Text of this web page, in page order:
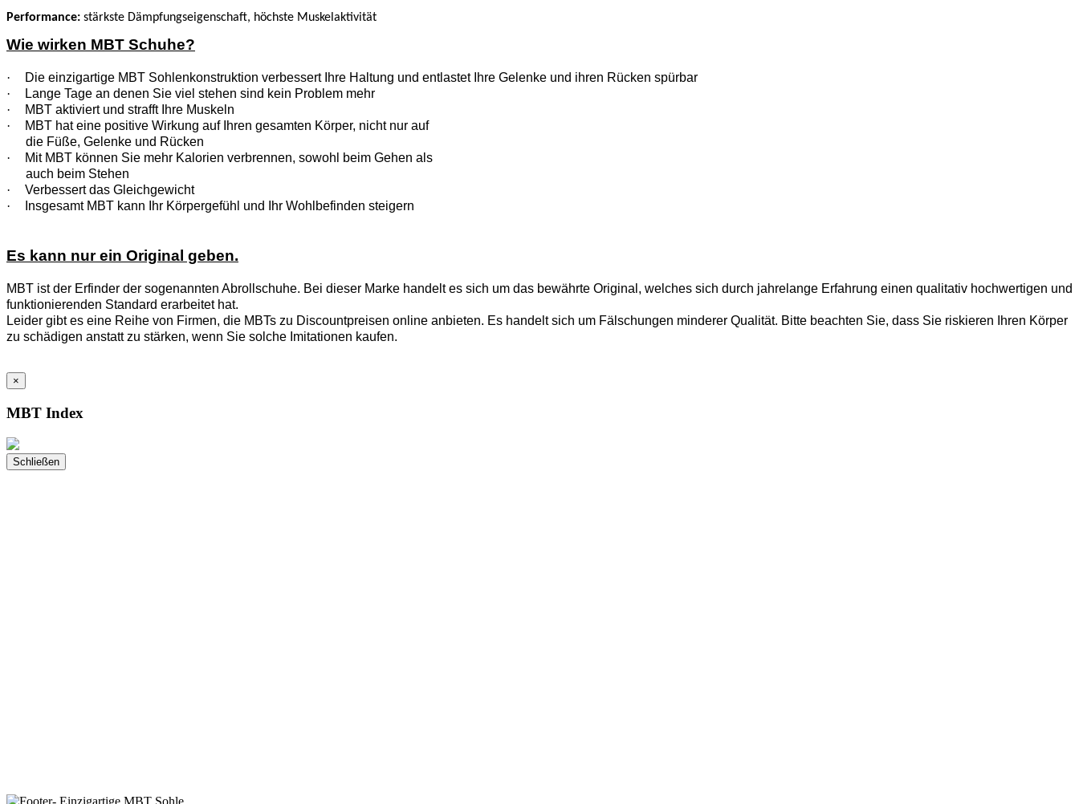
Performance: stärkste Dämpfungseigenschaft, höchste Muskelaktivität
Wie wirken MBT Schuhe?
·
Die einzigartige MBT Sohlenkonstruktion verbessert Ihre Haltung und entlastet Ihre Gelenke und ihren Rücken spürbar
·
Lange Tage an denen Sie viel stehen sind kein Problem mehr
·
MBT aktiviert und strafft Ihre Muskeln
·
MBT hat eine positive Wirkung auf Ihren gesamten Körper, nicht nur auf
die Füße, Gelenke und Rücken
·
Mit MBT können Sie mehr Kalorien verbrennen, sowohl beim Gehen als
auch beim Stehen
·
Verbessert das Gleichgewicht
·
Insgesamt MBT kann Ihr Körpergefühl und Ihr Wohlbefinden steigern
Es kann nur ein Original geben.
MBT ist der Erfinder der sogenannten Abrollschuhe. Bei dieser Marke handelt es sich um das bewährte Original, welches sich durch jahrelange Erfahrung einen qualitativ hochwertigen und
funktionierenden Standard erarbeitet hat.
Leider gibt es eine Reihe von Firmen, die MBTs zu Discountpreisen online anbieten. Es handelt sich um Fälschungen minderer Qualität. Bitte beachten Sie, dass Sie riskieren Ihren Körper
zu schädigen anstatt zu stärken, wenn Sie solche Imitationen kaufen.
×
MBT Index
Schließen